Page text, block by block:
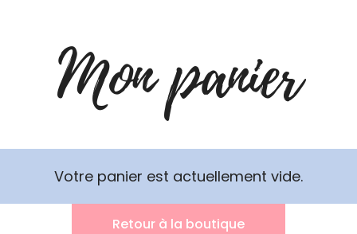
Mon panier
Votre panier est actuellement vide.
Retour à la boutique